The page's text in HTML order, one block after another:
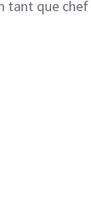
tant que chef